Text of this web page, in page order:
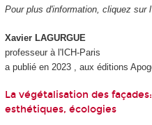
Pour plus d'information, cliquez sur
Xavier LAGURGUE
professeur à l'ICH-Paris
a publié en 2023 , aux éditions
La végétalisation des
esthétiques, écologies